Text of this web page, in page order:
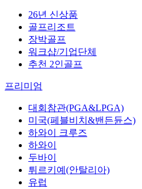
26년 신상품
골프리조트
장박골프
워크샵/기업단체
추천 2인골프
프리미엄
대회참관(PGA&LPGA)
미국(페블비치&밴든듄스)
하와이 크루즈
하와이
두바이
튀르키예(안탈리아)
유럽